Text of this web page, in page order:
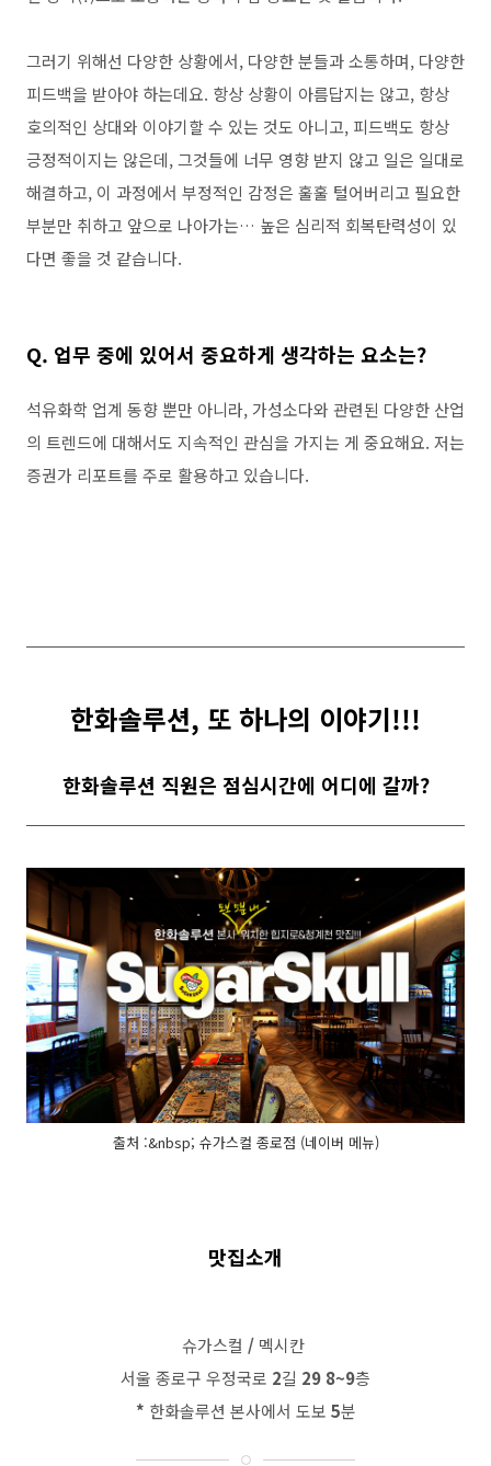
그러기 위해선 다양한 상황에서, 다양한 분들과 소통하며, 다양한
피드백을 받아야 하는데요. 항상 상황이 아름답지는 않고, 항상
호의적인 상대와 이야기할 수 있는 것도 아니고, 피드백도 항상
긍정적이지는 않은데,그것들에 너무 영향 받지 않고 일은 일대로
해결하고, 이 과정에서 부정적인 감정은 훌훌 털어버리고 필요한
부분만 취하고 앞으로 나아가는… 높은 심리적 회복탄력성이 있
다면 좋을 것 같습니다.
Q. 업무 중에 있어서 중요하게 생각하는 요소는?
석유화학 업계 동향 뿐만 아니라,가성소다와 관련된 다양한 산업
의 트렌드에 대해서도 지속적인 관심을 가지는 게 중요해요. 저는
증권가 리포트를 주로 활용하고 있습니다.
한화솔루션, 또 하나의 이야기!!!
한화솔루션 직원은 점심시간에 어디에 갈까?
출처 :&nbsp; 슈가스컬 종로점 (네이버 메뉴)
맛집소개
슈가스컬 / 멕시칸
서울 종로구 우정국로 2길 29 8~9층
* 한화솔루션 본사에서 도보 5분